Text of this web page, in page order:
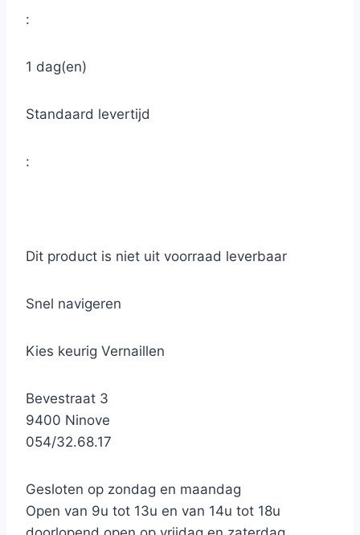
:
1 dag(en)
Standaard levertijd
:
Dit product is niet uit voorraad leverbaar
Snel navigeren
Kies keurig Vernaillen
Bevestraat 3
9400 Ninove
054/32.68.17
Gesloten op zondag en maandag
Open van 9u tot 13u en van 14u tot 18u